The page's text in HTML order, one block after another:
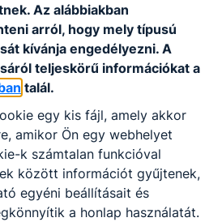
Az alábbiakban
arról, hogy mely típusú
kívánja engedélyezni. A
teljeskörű információkat a
talál.
egy kis fájl, amely akkor
amikor Ön egy webhelyet
k számtalan funkcióval
között információt gyűjtenek,
egyéni beállításait és
a honlap használatát.